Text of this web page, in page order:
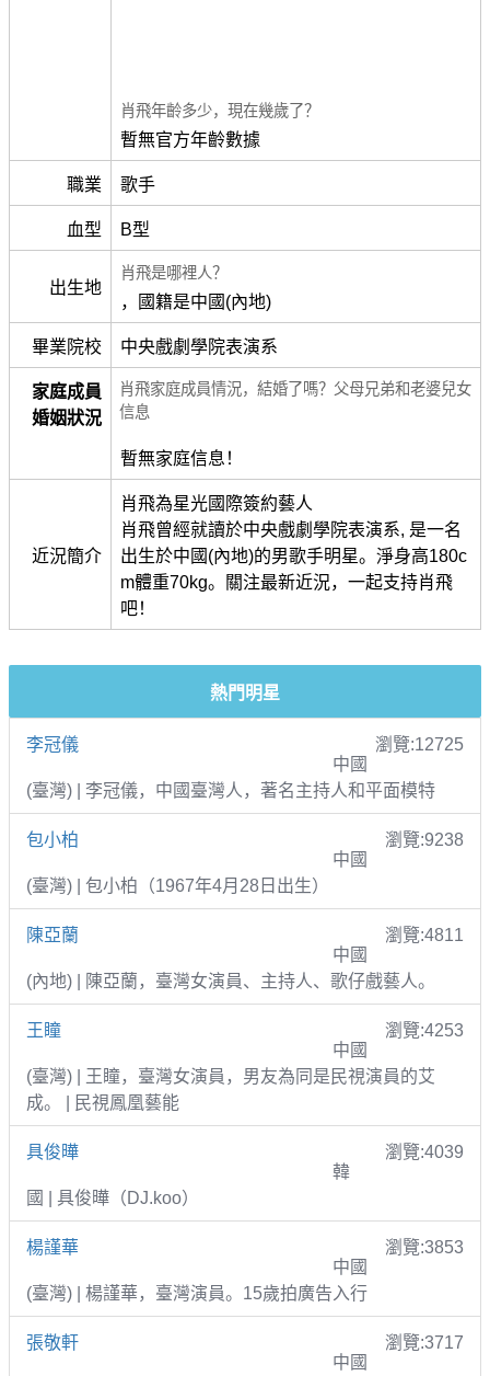
肖飛年齡多少，現在幾歲了？
暫無官方年齡數據
職業 歌手
血型 B型
出生地
肖飛是哪裡人？
，國籍是中國(內地)
畢業院校 中央戲劇學院表演系
家庭成員
婚姻狀況
肖飛家庭成員情況，結婚了嗎？父母兄弟和老婆兒女
信息
暫無家庭信息！
近況簡介
肖飛為星光國際簽約藝人
肖飛曾經就讀於中央戲劇學院表演系, 是一名
出生於中國(內地)的男歌手明星。淨身高180c
m體重70kg。關注最新近況，一起支持肖飛
吧！
熱門明星
李冠儀
瀏覽:12725
中國
(臺灣) | 李冠儀，中國臺灣人，著名主持人和平面模特
包小柏
瀏覽:9238
中國
(臺灣) | 包小柏（1967年4月28日出生）
陳亞蘭
瀏覽:4811
中國
(內地) | 陳亞蘭，臺灣女演員、主持人、歌仔戲藝人。
王瞳
瀏覽:4253
中國
(臺灣) | 王瞳，臺灣女演員，男友為同是民視演員的艾
成。 | 民視鳳凰藝能
具俊曄
瀏覽:4039
韓
國 | 具俊曄（DJ.koo）
楊謹華
瀏覽:3853
中國
(臺灣) | 楊謹華，臺灣演員。15歲拍廣告入行
張敬軒
瀏覽:3717
中國